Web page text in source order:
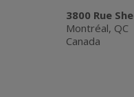
3800 Rue
Montréal, QC
Canada